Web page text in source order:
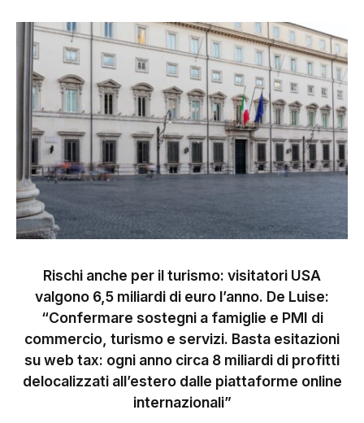
Rischi anche per il turismo: visitatori USA
valgono 6,5 miliardi di euro l’anno. De Luise:
“Confermare sostegni a famiglie e PMI di
commercio, turismo e servizi. Basta esitazioni
su web tax: ogni anno circa 8 miliardi di profitti
delocalizzati all’estero dalle piattaforme online
internazionali”